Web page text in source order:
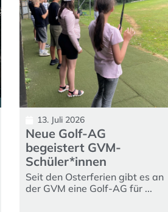
13. Juli 2026
Neue Golf-AG
begeistert GVM-
Schüler*innen
Seit den Osterferien gibt es an
der GVM eine Golf-AG für ...